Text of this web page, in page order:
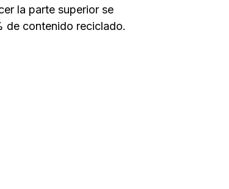
la parte superior se
de contenido reciclado.